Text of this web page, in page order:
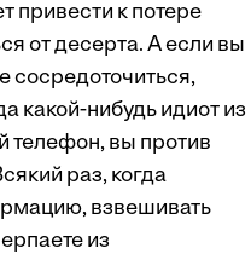
привести к потере
от десерта. А если вы
сосредоточиться,
какой-нибудь идиот из
телефон, вы против
раз, когда
взвешивать
из